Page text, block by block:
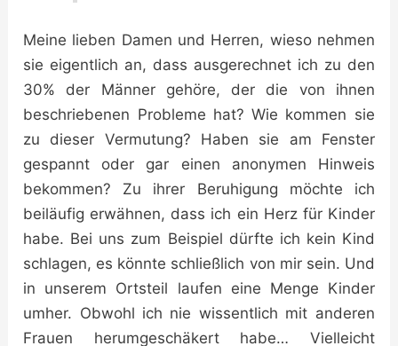
Meine lieben Damen und Herren, wieso nehmen
sie eigentlich an, dass ausgerechnet ich zu den
30% der Männer gehöre, der die von ihnen
beschriebenen Probleme hat? Wie kommen sie
zu dieser Vermutung? Haben sie am Fenster
gespannt oder gar einen anonymen Hinweis
bekommen? Zu ihrer Beruhigung möchte ich
beiläufig erwähnen, dass ich ein Herz für Kinder
habe. Bei uns zum Beispiel dürfte ich kein Kind
schlagen, es könnte schließlich von mir sein. Und
in unserem Ortsteil laufen eine Menge Kinder
umher. Obwohl ich nie wissentlich mit anderen
Frauen herumgeschäkert habe… Vielleicht